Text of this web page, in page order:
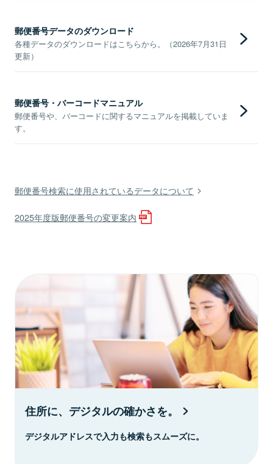
郵便番号データのダウンロード
各種データのダウンロードはこちらから。（2026年7月31日
更新）
郵便番号・バーコードマニュアル
郵便番号や、バーコードに関するマニュアルを掲載していま
す。
郵便番号検索に使用されているデータについて
2025年度版郵便番号の変更案内
住所に、デジタルの確かさを。
デジタルアドレスで入力も検索もスムーズに。